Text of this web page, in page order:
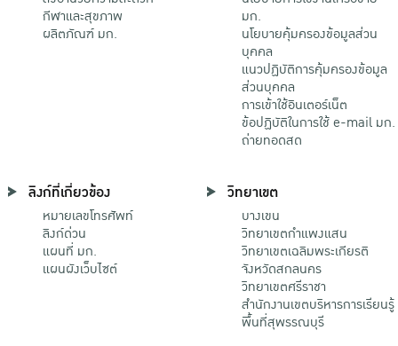
กีฬาและสุขภาพ
ผลิตภัณฑ์ มก.
มก.
นโยบายคุ้มครองข้อมูลส่วน
บุคคล
แนวปฏิบัติการคุ้มครองข้อมูล
ส่วนบุคคล
การเข้าใช้อินเตอร์เน็ต
ข้อปฏิบัติในการใช้ e-mail มก.
ถ่ายทอดสด
ลิงก์ที่เกี่ยวข้อง
หมายเลขโทรศัพท์
ลิงก์ด่วน
แผนที่ มก.
แผนผังเว็บไซต์
วิทยาเขต
บางเขน
วิทยาเขตกําแพงแสน
วิทยาเขตเฉลิมพระเกียรติ
จังหวัดสกลนคร
วิทยาเขตศรีราชา
สำนักงานเขตบริหารการเรียนรู้
พื้นที่สุพรรณบุรี